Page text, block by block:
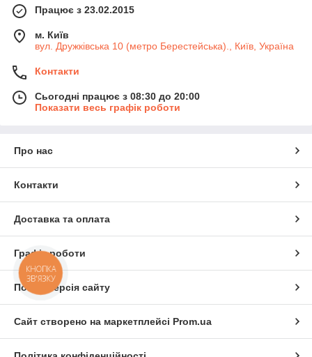
Працює з 23.02.2015
м. Київ
вул. Дружківська 10 (метро Берестейська)., Київ, Україна
Контакти
Сьогодні працює з 08:30 до 20:00
Показати весь графік роботи
Про нас
Контакти
Доставка та оплата
Графік роботи
Повна версія сайту
Сайт створено на маркетплейсі Prom.ua
КНОПКА
ЗВ'ЯЗКУ